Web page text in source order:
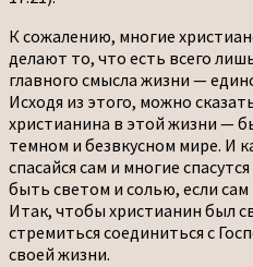
К сожалению, многие
делают то, что есть всего
главного смысла жизни —
Исходя из этого, можно
христианина в этой жизни —
темном и безвкусном мире. И
спасайся сам и многие
быть светом и солью, если сам
Итак, чтобы христианин был
стремиться соединиться с
своей жизни.